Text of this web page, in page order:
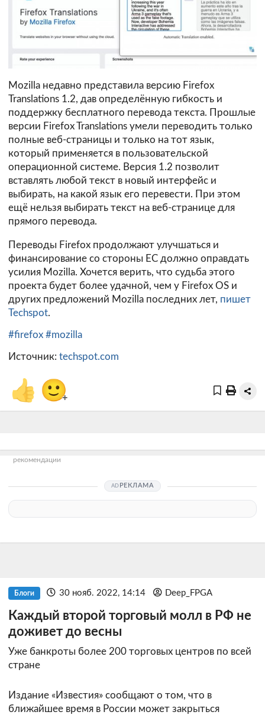
Mozilla недавно представила версию Firefox
Translations 1.2, дав определённую гибкость и
поддержку бесплатного перевода текста. Прошлые
версии Firefox Translations умели переводить только
полные веб-страницы и только на тот язык,
который применяется в пользовательской
операционной системе. Версия 1.2 позволит
вставлять любой текст в новый интерфейс и
выбирать, на какой язык его перевести. При этом
ещё нельзя выбирать текст на веб-странице для
прямого перевода.
Переводы Firefox продолжают улучшаться и
финансирование со стороны ЕС должно оправдать
усилия Mozilla. Хочется верить, что судьба этого
проекта будет более удачной, чем у Firefox OS и
других предложений Mozilla последних лет, пишет
Techspot.
#firefox #mozilla
Источник: techspot.com
👍 🙂+
рекомендации
РЕКЛАМА
Блоги 30 нояб. 2022, 14:14 Deep_FPGA
Каждый второй торговый молл в РФ не
доживет до весны
Уже банкроты более 200 торговых центров по всей
стране
Издание «Известия» сообщают о том, что в
ближайшее время в России может закрыться